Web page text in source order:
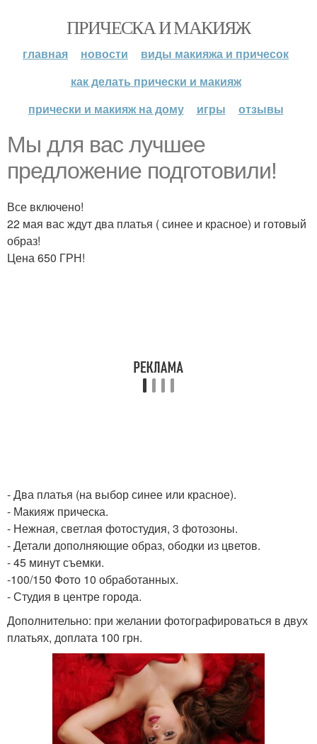
ПРИЧЕСКА И МАКИЯЖ
главная новости
виды макияжа и причесок
как делать прически и макияж
прически и макияж на дому
игры отзывы
Мы для вас лучшее
предложение подготовили!
Все включено!
22 мая вас ждут два платья ( синее и красное) и готовый
образ!
Цена 650 ГРН!
- Два платья (на выбор синее или красное).
- Макияж прическа.
- Нежная, светлая фотостудия, 3 фотозоны.
- Детали дополняющие образ, ободки из цветов.
- 45 минут съемки.
-100/150 Фото 10 обработанных.
- Студия в центре города.
Дополнительно: при желании фотографироваться в двух
платьях, доплата 100 грн.